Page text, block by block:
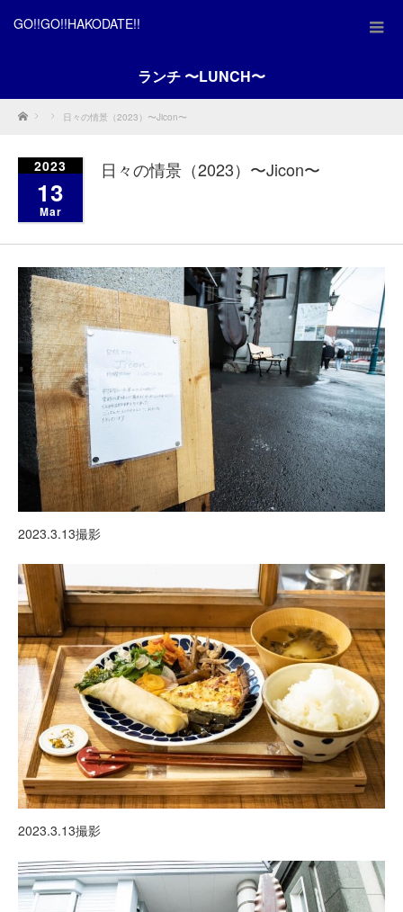
GO!!GO!!HAKODATE!!
ランチ 〜LUNCH〜
Home 日々の情景（2023）〜Jicon〜
2023
13
Mar
日々の情景（2023）〜Jicon〜
2023.3.13撮影
2023.3.13撮影